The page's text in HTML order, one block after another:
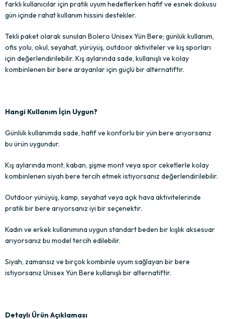
farklı kullanıcılar için pratik uyum hedeflerken hafif ve esnek dokusu
gün içinde rahat kullanım hissini destekler.
Tekli paket olarak sunulan Bolero Unisex Yün Bere; günlük kullanım,
ofis yolu, okul, seyahat, yürüyüş, outdoor aktiviteler ve kış sporları
için değerlendirilebilir. Kış aylarında sade, kullanışlı ve kolay
kombinlenen bir bere arayanlar için güçlü bir alternatiftir.
Hangi Kullanım İçin Uygun?
Günlük kullanımda sade, hafif ve konforlu bir yün bere arıyorsanız
bu ürün uygundur.
Kış aylarında mont, kaban, şişme mont veya spor ceketlerle kolay
kombinlenen siyah bere tercih etmek istiyorsanız değerlendirilebilir.
Outdoor yürüyüş, kamp, seyahat veya açık hava aktivitelerinde
pratik bir bere arıyorsanız iyi bir seçenektir.
Kadın ve erkek kullanımına uygun standart beden bir kışlık aksesuar
arıyorsanız bu model tercih edilebilir.
Siyah, zamansız ve birçok kombinle uyum sağlayan bir bere
istiyorsanız Unisex Yün Bere kullanışlı bir alternatiftir.
Detaylı Ürün Açıklaması